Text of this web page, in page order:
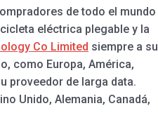
de todo el mundo
eléctrica plegable y la
Co Limited siempre a su
como Europa, América,
proveedor de larga data.
Unido, Alemania, Canadá,